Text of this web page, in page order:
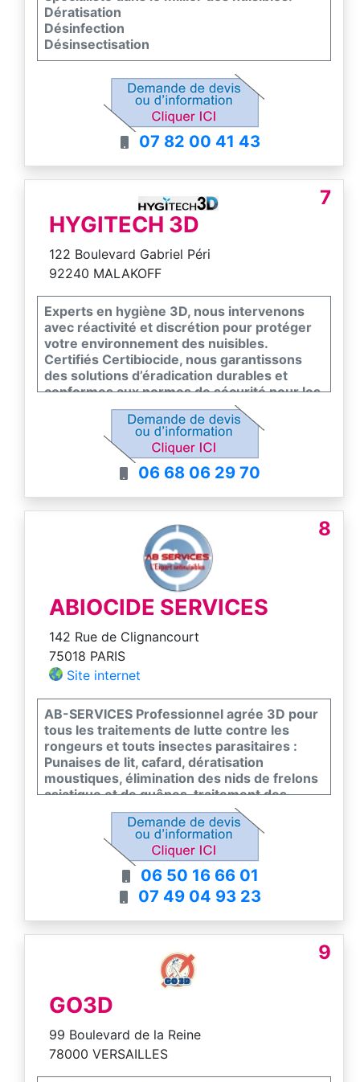
Dératisation
Désinfection
Désinsectisation
07 82 00 41 43
7
HYGITECH 3D
122 Boulevard Gabriel Péri
92240 MALAKOFF
Experts en hygiène 3D, nous intervenons
avec réactivité et discrétion pour protéger
votre environnement des nuisibles.
Certifiés Certibiocide, nous garantissons
des solutions d’éradication durables et
conformes aux normes de sécurité pour les
particuliers et les professionnels. Notre
équipe s’engage sur un diagnostic précis et
un suivi rigoureux pour assainir vos locaux
durablement. Faites le choix de l’efficacité et
de la sérénité avec un partenaire de
06 68 06 29 70
8
ABIOCIDE SERVICES
142 Rue de Clignancourt
75018 PARIS
Site internet
AB-SERVICES Professionnel agrée 3D pour
tous les traitements de lutte contre les
rongeurs et touts insectes parasitaires :
Punaises de lit, cafard, dératisation
moustiques, élimination des nids de frelons
asiatique et de guêpes, traitement des
termites et désinfection de la gale. Nous
intervenons sous les 24 heures maximum
et 7 jours/7. Les études et devis sur place
sont gratuits.
06 50 16 66 01
07 49 04 93 23
9
GO3D
99 Boulevard de la Reine
78000 VERSAILLES